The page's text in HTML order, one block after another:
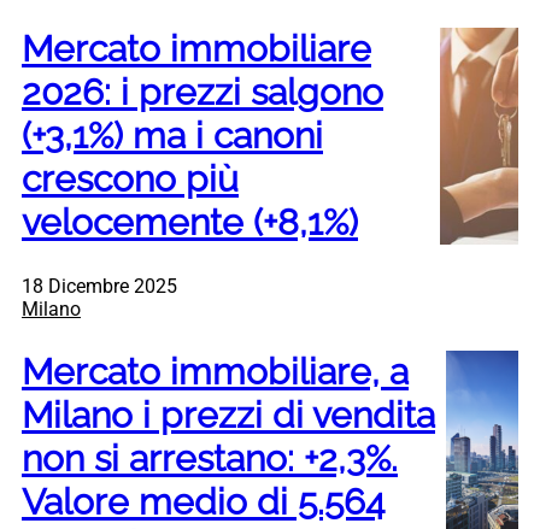
Mercato immobiliare
2026: i prezzi salgono
(+3,1%) ma i canoni
crescono più
velocemente (+8,1%)
18 Dicembre 2025
Milano
Mercato immobiliare, a
Milano i prezzi di vendita
non si arrestano: +2,3%.
Valore medio di 5.564